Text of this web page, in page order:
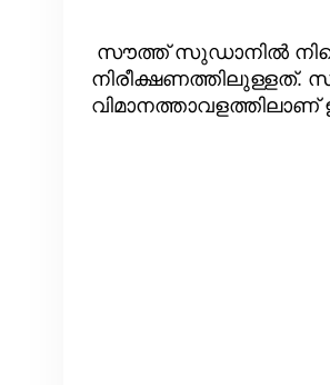
സൗത്ത് സുഡാനിൽ
നിരീക്ഷണത്തിലുള്ളത്.